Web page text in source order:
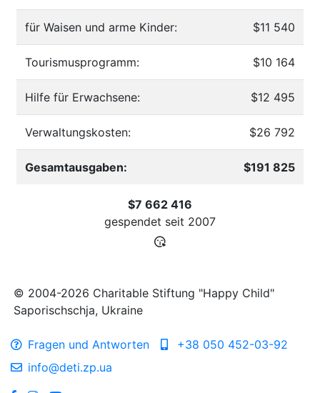
für Waisen und arme Kinder: $11 540
Tourismusprogramm: $10 164
Hilfe für Erwachsene: $12 495
Verwaltungskosten: $26 792
Gesamtausgaben: $191 825
$7 662 416
gespendet seit 2007
© 2004-2026 Charitable Stiftung "Happy Child"
Saporischschja, Ukraine
Fragen und Antworten
+38 050 452-03-92
info@deti.zp.ua